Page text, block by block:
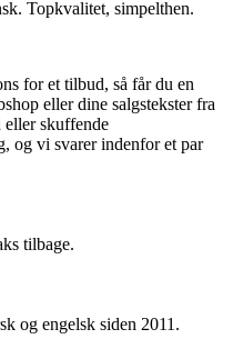
Topkvalitet, simpelthen.
for et tilbud, så får du en
eller dine salgstekster fra
eller skuffende
og vi svarer indenfor et par
tilbage.
og engelsk siden 2011.